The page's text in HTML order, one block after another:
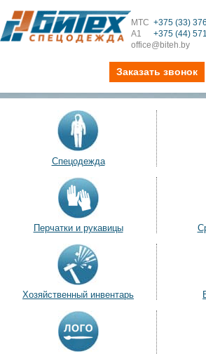
МТС +375 (33)
А1
+375 (44)
office@biteh.by
Заказать звонок
Спецодежда
Перчатки и рукавицы
Хозяйственный инвентарь